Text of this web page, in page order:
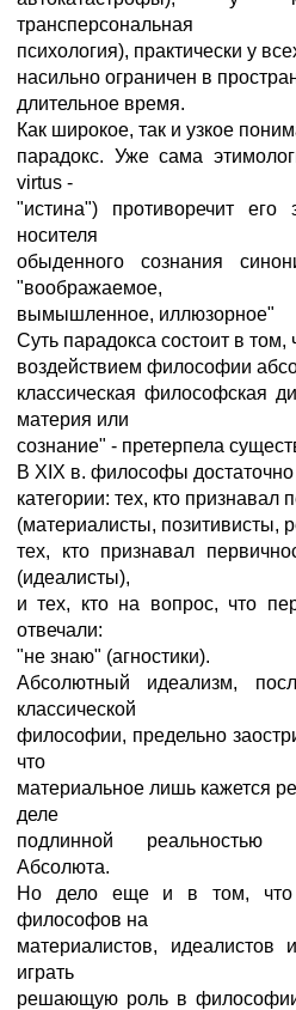
трансперсональная
психология), практически у
насильно ограничен в
длительное время.
Как широкое, так и узкое
парадокс. Уже сама
virtus -
"истина") противоречит его
носителя
обыденного сознания
"воображаемое,
вымышленное, иллюзорное"
Суть парадокса состоит в
воздействием философии
классическая философская
материя или
сознание" - претерпела
В ХIХ в. философы достаточно
категории: тех, кто признавал
(материалисты, позитивисты,
тех, кто признавал
(идеалисты),
и тех, кто на вопрос, что
отвечали:
"не знаю" (агностики).
Абсолютный идеализм,
классической
философии, предельно
что
материальное лишь кажется
деле
подлинной реальностью
Абсолюта.
Но дело еще и в том, что
философов на
материалистов, идеалистов
играть
решающую роль в